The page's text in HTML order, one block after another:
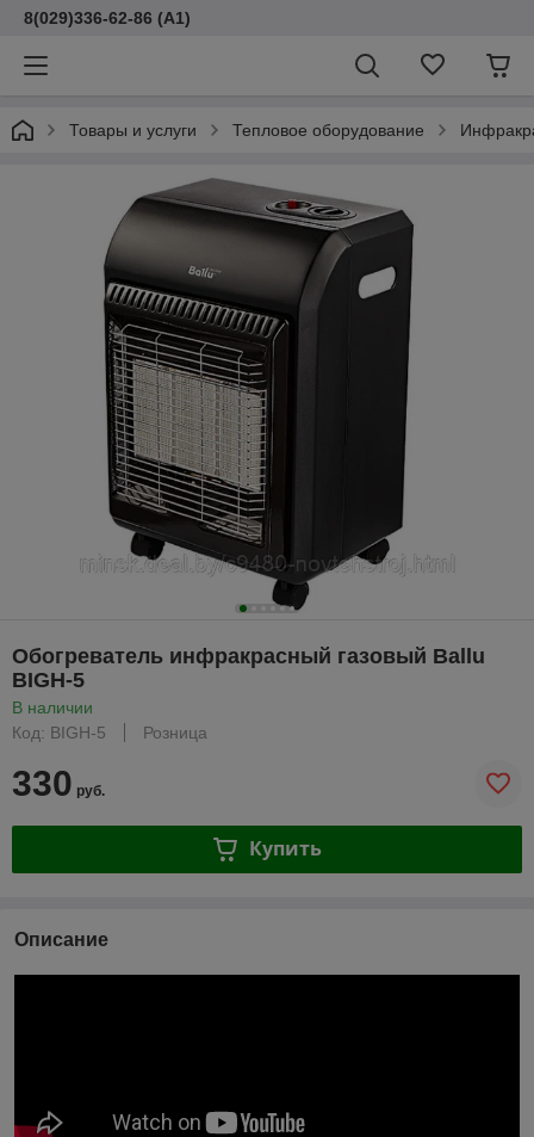
8(029)336-62-86 (A1)
Товары и услуги Тепловое оборудование
Обогреватель инфракрасный газовый Ballu
BIGH-5
В наличии
Код: BIGH-5
Розница
330 руб.
Купить
Описание